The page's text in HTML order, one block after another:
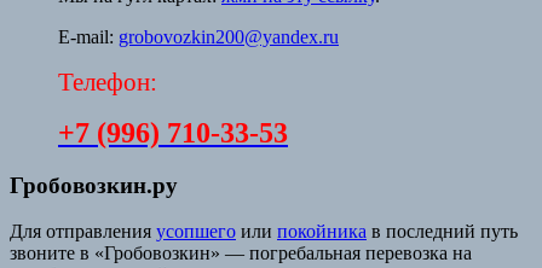
E-mail: grobovozkin200@yandex.ru
Телефон:
+7 (996) 710-33-53
Гробовозкин.ру
Для отправления усопшего или покойника в последний путь
звоните в «Гробовозкин» — погребальная перевозка на